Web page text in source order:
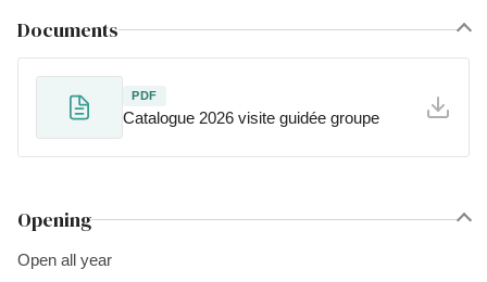
Documents
PDF
Catalogue 2026 visite guidée groupe
Opening
Open all year